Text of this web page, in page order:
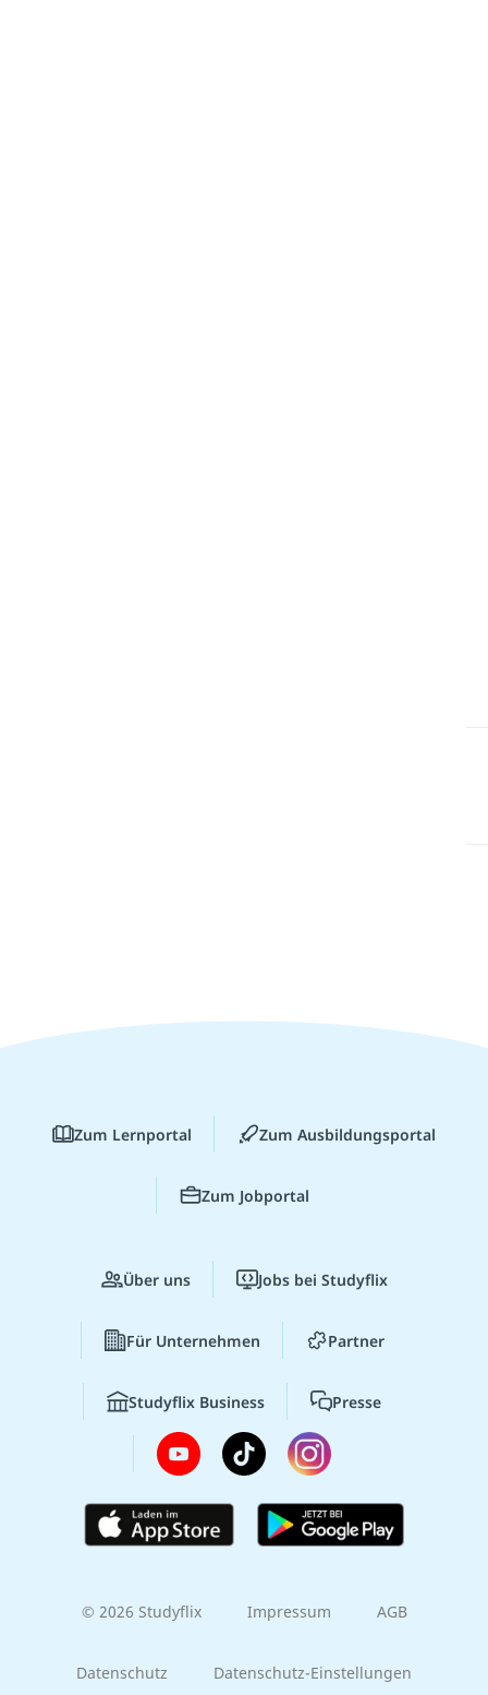
Zum Lernportal Zum Ausbildungsportal
Zum Jobportal
Über uns Jobs bei Studyflix
Für Unternehmen Partner
Studyflix Business Presse
© 2026 Studyflix Impressum AGB
Datenschutz Datenschutz-Einstellungen